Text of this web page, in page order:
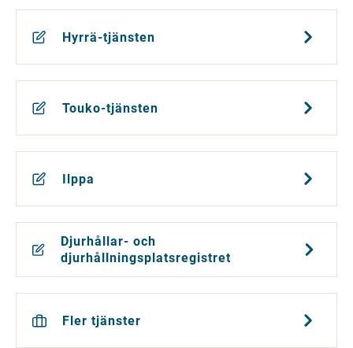
Hyrrä-tjänsten
Touko-tjänsten
Ilppa
Djurhållar- och
djurhållningsplatsregistret
Fler tjänster